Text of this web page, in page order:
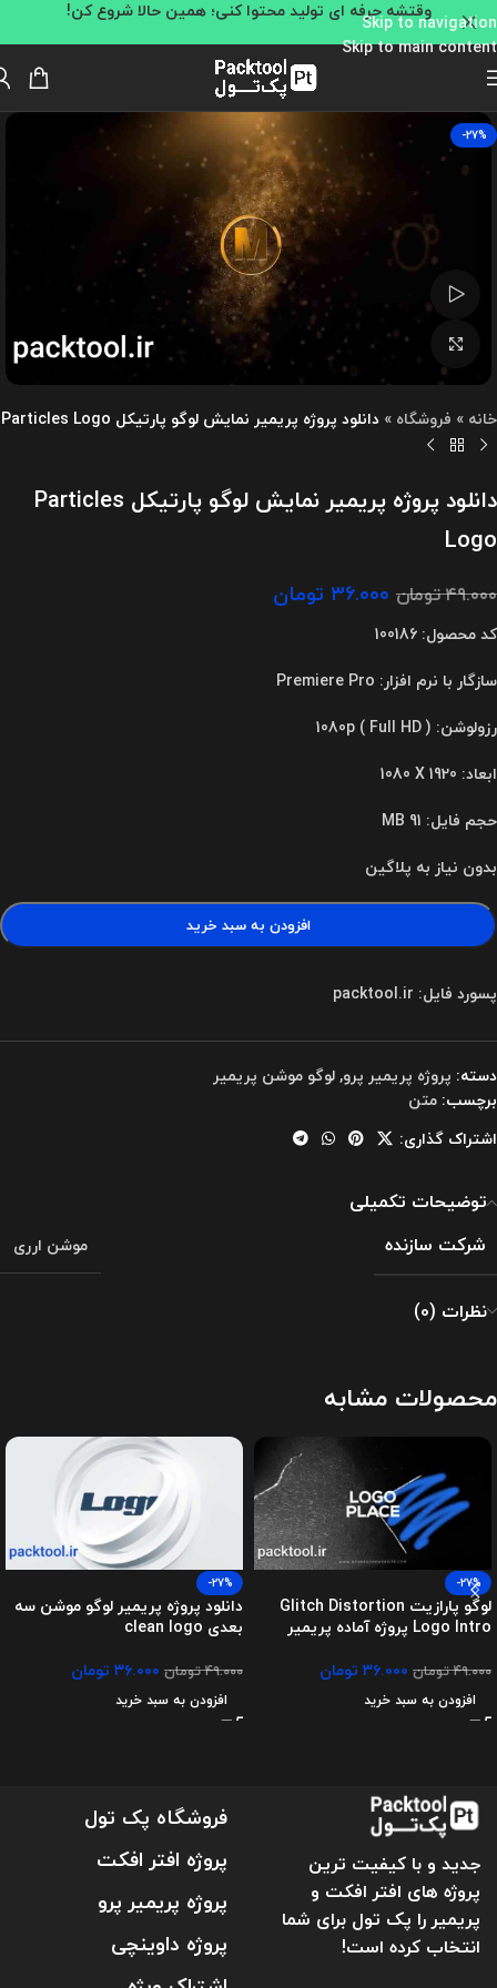
Skip to navigation
Skip to main content
وقتشه حرفه ای تولید محتوا کنی؛ همین حالا شروع کن!
-27%
بزرگنمایی تصویر
خانه » فروشگاه » دانلود پروژه پریمیر نمایش لوگو پارتیکل Particles Logo
دانلود پروژه پریمیر نمایش لوگو پارتیکل Particles
Logo
۴۹.۰۰۰تومان ۳۶.۰۰۰ تومان
کد محصول: 100186
سازگار با نرم افزار: Premiere Pro
رزولوشن: 1080p ( Full HD )
ابعاد:
1080 X 1920
حجم فایل: 91 MB
بدون نیاز به پلاگین
افزودن به سبد خرید
پسورد فایل: packtool.ir
دسته: پروژه پریمیر پرو,لوگو موشن پریمیر
برچسب: متن
اشتراک گذاری:
توضیحات تکمیلی
شرکت سازنده
موشن ارری
نظرات (0)
محصولات مشابه
-27%
لوگو پارازیت Glitch Distortion
Logo Intro پروژه آماده پریمیر
۴۹.۰۰۰تومان ۳۶.۰۰۰ تومان
افزودن به سبد خرید
-27%
دانلود پروژه پریمیر لوگو موشن سه
بعدی clean logo
۴۹.۰۰۰تومان ۳۶.۰۰۰ تومان
افزودن به سبد خرید
جدید و با کیفیت ترین
پروژه های افتر افکت و
پریمیر را پک تول برای شما
انتخاب کرده است!
فروشگاه پک تول
پروژه افتر افکت
پروژه پریمیر پرو
پروژه داوینچی